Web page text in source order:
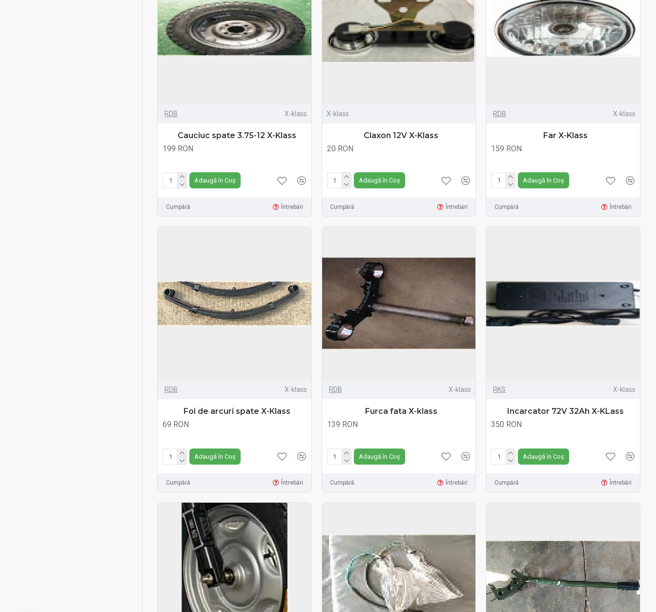
RDB X-klass
Cauciuc spate 3.75-12 X-Klass
199 RON
Adaugă în Coș
Cumpără Întrebări
X-klass
Claxon 12V X-Klass
20 RON
Adaugă în Coș
Cumpără Întrebări
RDB X-klass
Far X-Klass
159 RON
Adaugă în Coș
Cumpără Întrebări
RDB X-klass
Foi de arcuri spate X-Klass
69 RON
Adaugă în Coș
Cumpără Întrebări
RDB X-klass
Furca fata X-klass
139 RON
Adaugă în Coș
Cumpără Întrebări
RKS X-klass
Incarcator 72V 32Ah X-KLass
350 RON
Adaugă în Coș
Cumpără Întrebări